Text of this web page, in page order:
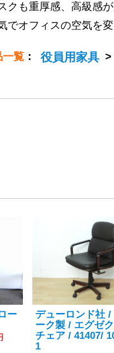
クも重厚感、高級感
でオフィスの空気を変
一覧 ： 役員用家具 >
ー
デューロンド社 /
ーク製 / エグゼ
チェア / 41407/
1